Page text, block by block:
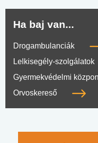
Ha baj van...
Drogambulanciák
Lelkisegély-szolgálatok
Gyermekvédelmi
Orvoskereső